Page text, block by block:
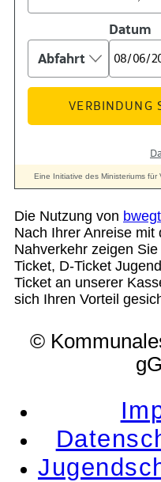
Die Nutzung von
Nach Ihrer Anreise mit
Nahverkehr zeigen
Ticket, D-Ticket
Ticket an unserer
sich Ihren Vorteil
©